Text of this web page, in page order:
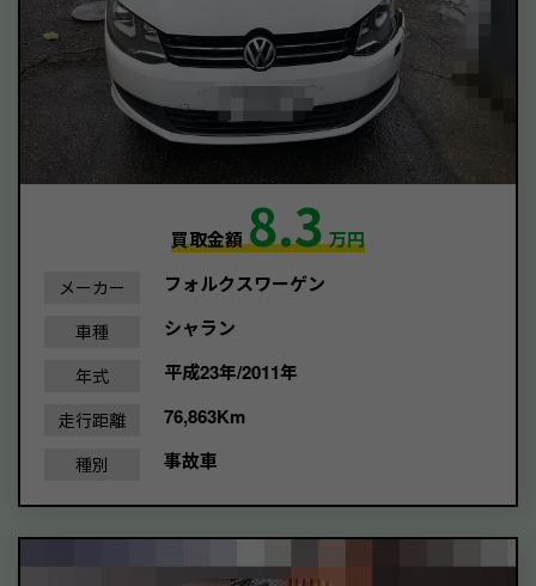
買取金額8.3万円
メーカー フォルクスワーゲン
車種 シャラン
年式 平成23年/2011年
走行距離 76,863Km
種別 事故車